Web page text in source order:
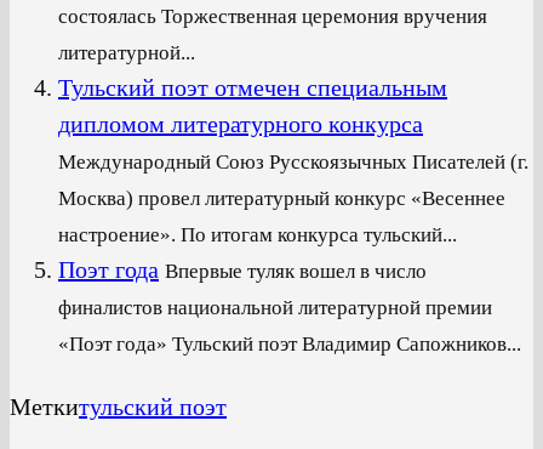
состоялась Торжественная церемония вручения
литературной...
Тульский поэт отмечен специальным
дипломом литературного конкурса
Международный Союз Русскоязычных Писателей (г.
Москва) провел литературный конкурс «Весеннее
настроение». По итогам конкурса тульский...
Поэт года Впервые туляк вошел в число
финалистов национальной литературной премии
«Поэт года» Тульский поэт Владимир Сапожников...
Меткитульский поэт